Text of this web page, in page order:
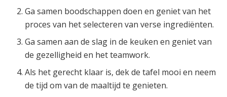
Ga samen boodschappen doen en geniet van het
proces van het selecteren van verse ingrediënten.
Ga samen aan de slag in de keuken en geniet van
de gezelligheid en het teamwork.
Als het gerecht klaar is, dek de tafel mooi en neem
de tijd om van de maaltijd te genieten.